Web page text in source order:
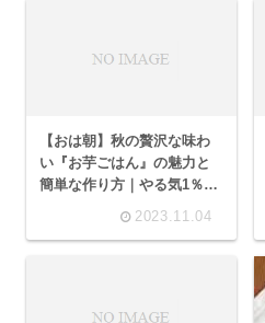
【おは朝】秋の贅沢な味わ
い『お芋ごはん』の魅力と
簡単な作り方｜やる気1％ご
2023.11.04